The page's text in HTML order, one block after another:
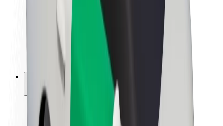
Rəhbərlik
Brend
Media
Urban Fondu
Təhlükəsizlik
Sərnişin təhlükəsizliyi
Sürücü təhlükəsizliyi